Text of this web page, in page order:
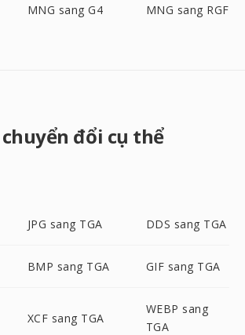
MNG sang G4 MNG sang RGF
chuyển đổi cụ thể
JPG sang TGA DDS sang TGA
BMP sang TGA GIF sang TGA
XCF sang TGA
WEBP sang
TGA